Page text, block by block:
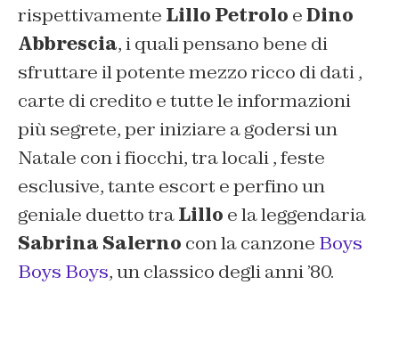
rispettivamente Lillo Petrolo eDino
Abbrescia, i quali pensano bene di
sfruttare il potente mezzo ricco di dati ,
carte di credito e tutte le informazioni
più segrete, per iniziare a godersi un
Natale con i fiocchi, tra locali , feste
esclusive, tante escort e perfino un
geniale duetto traLillo e la leggendaria
Sabrina Salerno con la canzone Boys
Boys Boys, un classico degli anni ’80.